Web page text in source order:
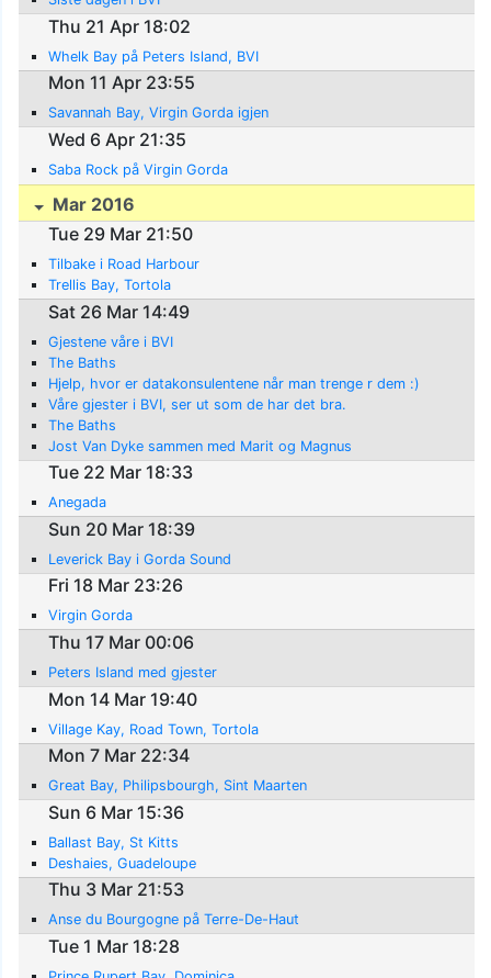
Thu 21 Apr 18:02
Whelk Bay på Peters Island, BVI
Mon 11 Apr 23:55
Savannah Bay, Virgin Gorda igjen
Wed 6 Apr 21:35
Saba Rock på Virgin Gorda
Mar 2016
Tue 29 Mar 21:50
Tilbake i Road Harbour
Trellis Bay, Tortola
Sat 26 Mar 14:49
Gjestene våre i BVI
The Baths
Hjelp, hvor er datakonsulentene når man trenge r dem :)
Våre gjester i BVI, ser ut som de har det bra.
The Baths
Jost Van Dyke sammen med Marit og Magnus
Tue 22 Mar 18:33
Anegada
Sun 20 Mar 18:39
Leverick Bay i Gorda Sound
Fri 18 Mar 23:26
Virgin Gorda
Thu 17 Mar 00:06
Peters Island med gjester
Mon 14 Mar 19:40
Village Kay, Road Town, Tortola
Mon 7 Mar 22:34
Great Bay, Philipsbourgh, Sint Maarten
Sun 6 Mar 15:36
Ballast Bay, St Kitts
Deshaies, Guadeloupe
Thu 3 Mar 21:53
Anse du Bourgogne på Terre-De-Haut
Tue 1 Mar 18:28